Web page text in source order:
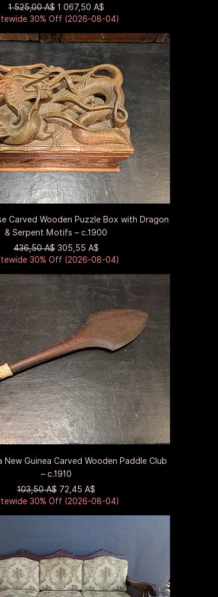
Обычная цена
1 525,00 A$ Цена со скидкой
1 067,50 A$
30% Off (2026-08-04)
Быстрый просмотр
Carved Wooden Puzzle Box with Dragon
& Serpent Motifs – c.1900
Обычная цена
436,50 A$ Цена со скидкой
305,55 A$
30% Off (2026-08-04)
Быстрый просмотр
New Guinea Carved Wooden Paddle Club
– c.1910
Обычная цена
103,50 A$ Цена со скидкой
72,45 A$
30% Off (2026-08-04)